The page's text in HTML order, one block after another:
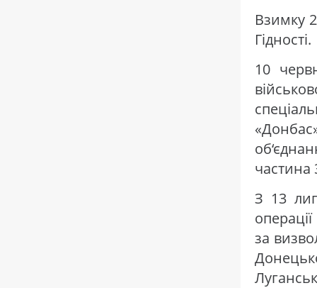
Взимку
Гідності.
10
частина
З 13
за